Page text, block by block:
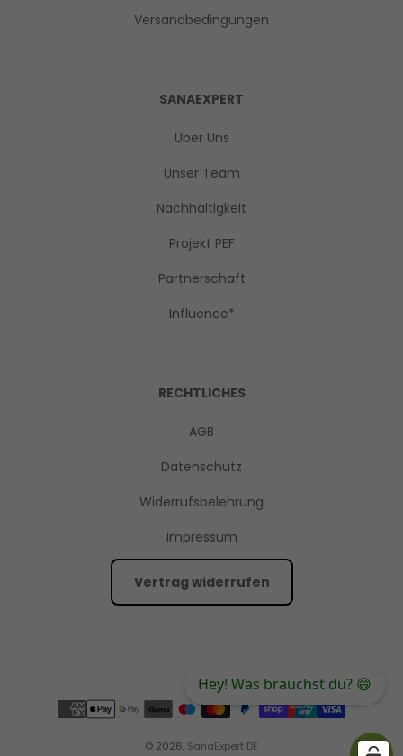
Versandbedingungen
SANAEXPERT
Über Uns
Unser Team
Nachhaltigkeit
Projekt PEF
Partnerschaft
Influence*
RECHTLICHES
AGB
Datenschutz
Widerrufsbelehrung
Impressum
Vertrag widerrufen
© 2026, SanaExpert DE
Hey! Was brauchst du? 😄